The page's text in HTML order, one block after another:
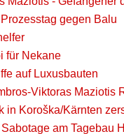
gegen Balu
für Nekane
auf Luxusbauten
Viktoras Maziotis
in Koroška/Kärnten
am Tagebau